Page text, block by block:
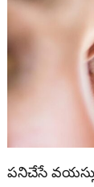
పనిచేసే